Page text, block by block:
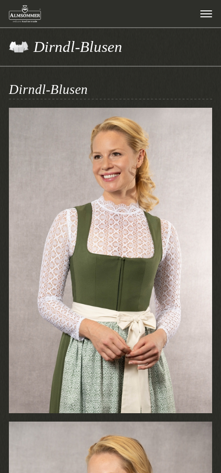
Dirndl-Blusen
Dirndl-Blusen